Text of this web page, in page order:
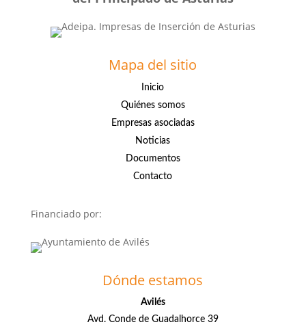
Mapa del sitio
Inicio
Quiénes somos
Empresas asociadas
Noticias
Documentos
Contacto
Financiado por:
Dónde estamos
Avilés
Avd. Conde de Guadalhorce 39